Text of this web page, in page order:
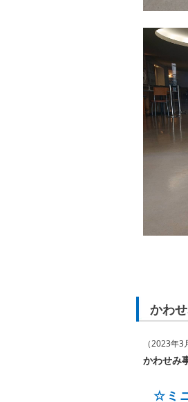
かわ
（2023年3
かわせみ
☆ミ